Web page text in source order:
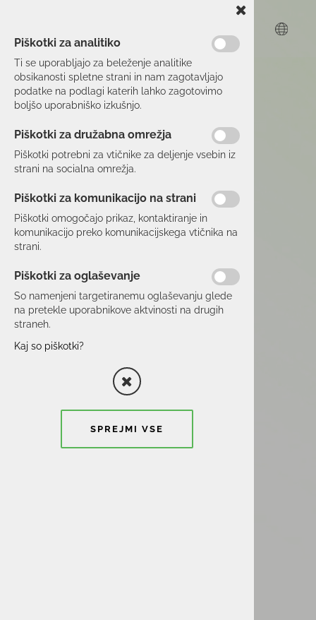
Piškotki za analitiko
Ti se uporabljajo za beleženje analitike
obsikanosti spletne strani in nam zagotavljajo
podatke na podlagi katerih lahko zagotovimo
boljšo uporabniško izkušnjo.
Piškotki za družabna omrežja
Piškotki potrebni za vtičnike za deljenje vsebin iz
strani na socialna omrežja.
Piškotki za komunikacijo na strani
Piškotki omogočajo prikaz, kontaktiranje in
komunikacijo preko komunikacijskega vtičnika na
strani.
Piškotki za oglaševanje
So namenjeni targetiranemu oglaševanju glede
na pretekle uporabnikove aktvinosti na drugih
straneh.
Kaj so piškotki?
SPREJMI VSE